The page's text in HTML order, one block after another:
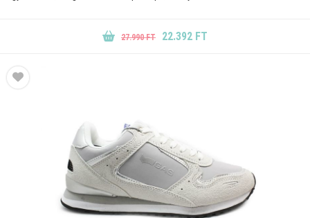
27.990 FT 22.392 FT